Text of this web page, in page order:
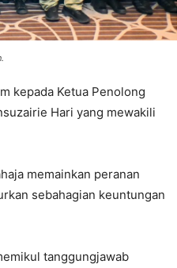
kepada Ketua Penolong
Hari yang mewakili
memainkan peranan
sebahagian keuntungan
tanggungjawab